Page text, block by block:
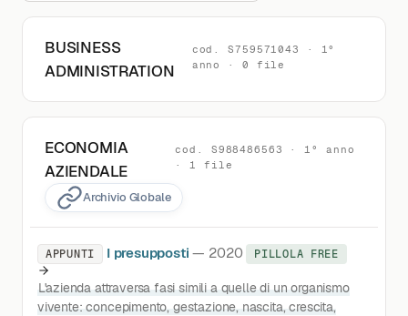
BUSINESS
ADMINISTRATION
cod. S759571043 · 1°
anno · 0 file
ECONOMIA
AZIENDALE
cod. S988486563 · 1° anno
· 1 file
Archivio Globale
APPUNTI I presupposti — 2020 PILLOLA FREE
L'azienda attraversa fasi simili a quelle di un organismo
vivente: concepimento, gestazione, nascita, crescita,